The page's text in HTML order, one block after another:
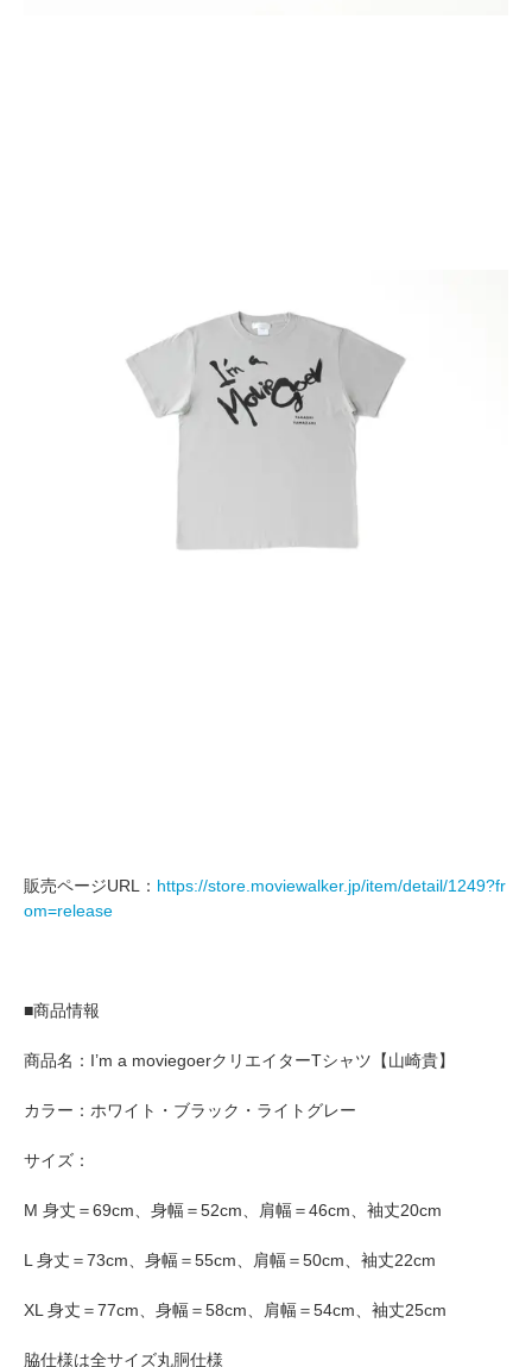
販売ページURL： https://store.moviewalker.jp/item/detail/1249?fr
om=release
■商品情報
商品名：I’m a moviegoerクリエイターTシャツ【山崎貴】
カラー：ホワイト・ブラック・ライトグレー
サイズ：
M 身丈＝69cm、身幅＝52cm、肩幅＝46cm、袖丈20cm
L 身丈＝73cm、身幅＝55cm、肩幅＝50cm、袖丈22cm
XL 身丈＝77cm、身幅＝58cm、肩幅＝54cm、袖丈25cm
脇仕様は全サイズ丸胴仕様